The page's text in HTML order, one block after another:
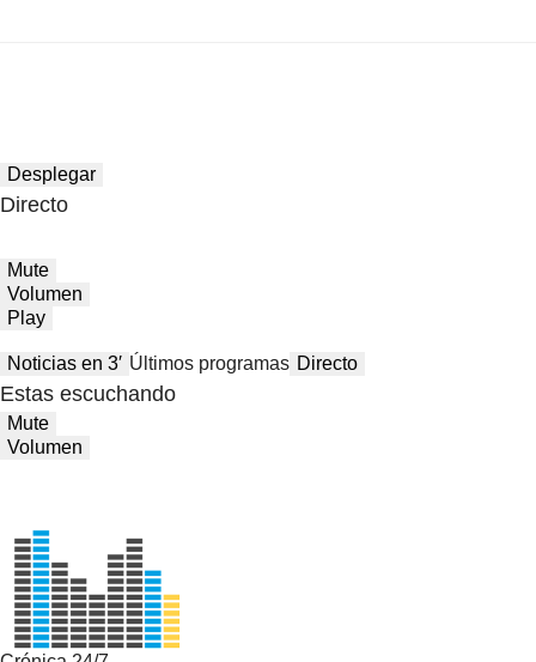
Desplegar
Directo
Mute
Volumen
Play
Noticias en 3′ Últimos programas Directo
Estas escuchando
Mute
Volumen